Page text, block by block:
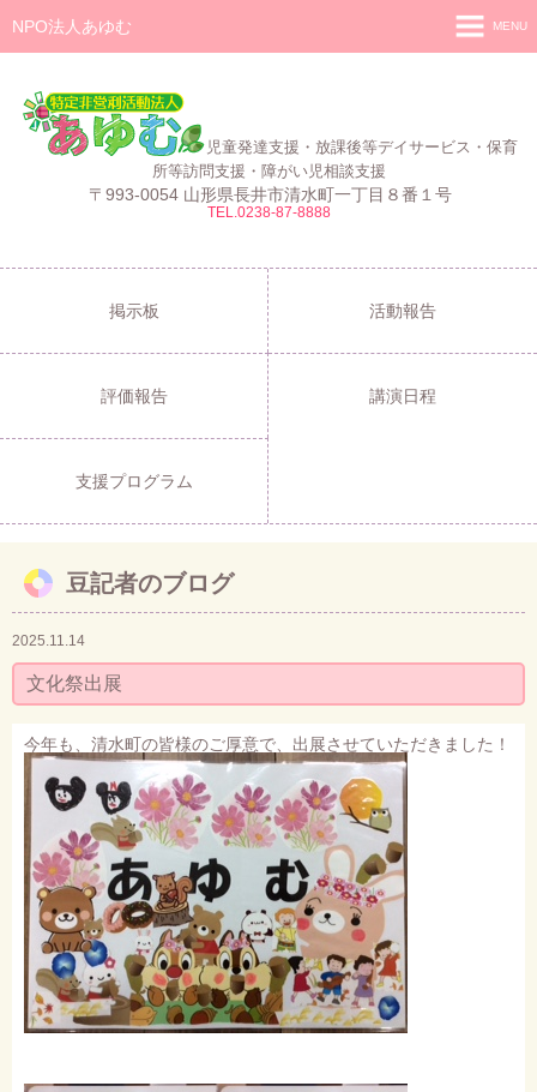
NPO法人あゆむ
児童発達支援・放課後等デイサービス・保育
所等訪問支援・障がい児相談支援
〒993-0054 山形県長井市清水町一丁目８番１号
TEL.0238-87-8888
MENU
施設紹介
あゆむZIBUN LABO
サービス内容
支援プログラム
ご利用について
採用情報
お問い合わせ
掲示板 活動報告
評価報告 講演日程
支援プログラム
豆記者のブログ
2025.11.14
文化祭出展
今年も、清水町の皆様のご厚意で、出展させていただきました！